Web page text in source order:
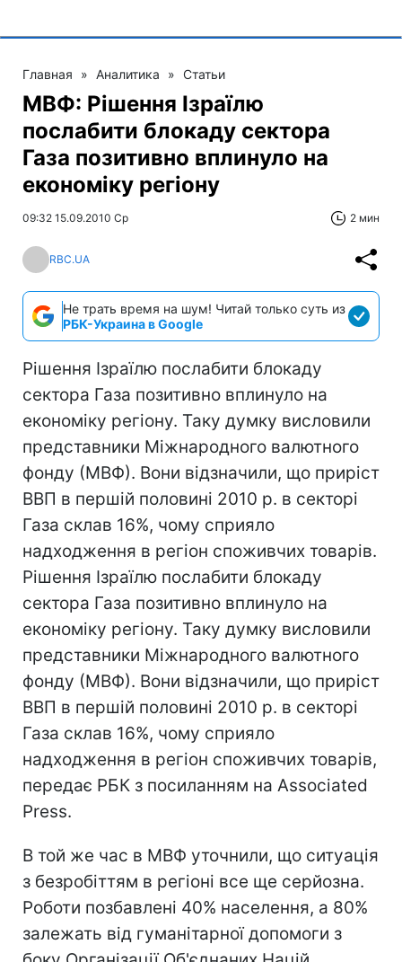
Главная » Аналитика » Статьи
МВФ: Рішення Ізраїлю
послабити блокаду сектора
Газа позитивно вплинуло на
економіку регіону
09:32 15.09.2010 Ср 2 мин
RBC.UA
Не трать время на шум! Читай только суть из
РБК-Украина в Google
Рішення Ізраїлю послабити блокаду
сектора Газа позитивно вплинуло на
економіку регіону. Таку думку висловили
представники Міжнародного валютного
фонду (МВФ). Вони відзначили, що приріст
ВВП в першій половині 2010 р. в секторі
Газа склав 16%, чому сприяло
надходження в регіон споживчих товарів.
Рішення Ізраїлю послабити блокаду
сектора Газа позитивно вплинуло на
економіку регіону. Таку думку висловили
представники Міжнародного валютного
фонду (МВФ). Вони відзначили, що приріст
ВВП в першій половині 2010 р. в секторі
Газа склав 16%, чому сприяло
надходження в регіон споживчих товарів,
передає РБК з посиланням на Associated
Press.
В той же час в МВФ уточнили, що ситуація
з безробіттям в регіоні все ще серйозна.
Роботи позбавлені 40% населення, а 80%
залежать від гуманітарної допомоги з